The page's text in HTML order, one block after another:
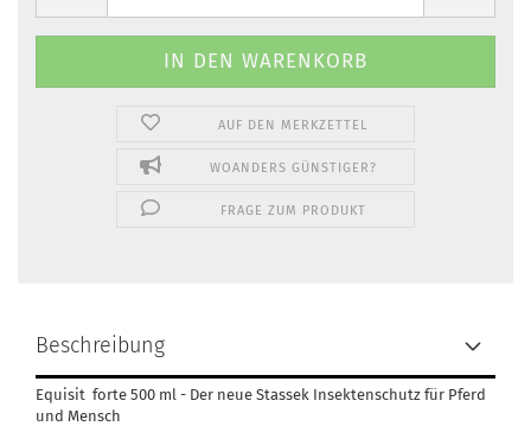
AUF DEN MERKZETTEL
WOANDERS GÜNSTIGER?
FRAGE ZUM PRODUKT
Beschreibung
Equisit forte 500 ml - Der neue Stassek Insektenschutz für Pferd
und Mensch